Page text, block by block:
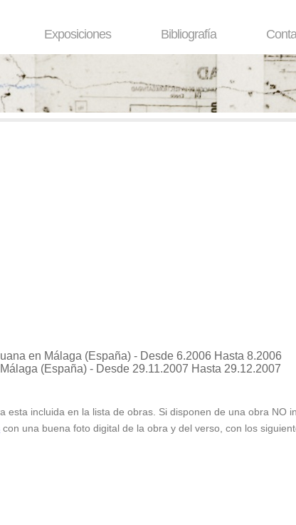
Exposiciones Bibliografía
en Málaga (España) - Desde 6.2006 Hasta 8.2006
(España) - Desde 29.11.2007 Hasta 29.12.2007
incluida en la lista de obras. Si disponen de una obra NO
con una buena foto digital de la obra y del verso, con los